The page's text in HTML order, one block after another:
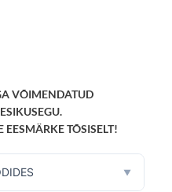
VÕIMENDATUD
TÕSISELT!
▼